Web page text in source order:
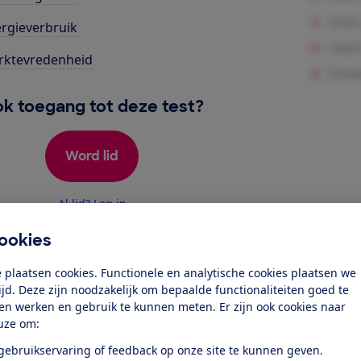
plaatsen cookies. Functionele en analytische cookies plaatsen we
Deze zijn noodzakelijk om bepaalde functionaliteiten goed te
werken en gebruik te kunnen meten. Er zijn ook cookies naar
om:
of feedback op onze site te kunnen geven.
toegang tot deze test?
Word lid
Al lid? Log in
dit product
door de Consumentenbond